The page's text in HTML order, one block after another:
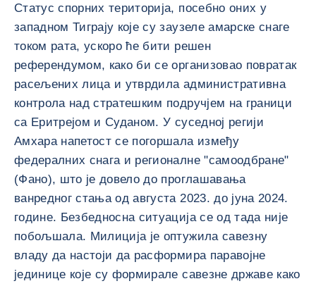
Статус спорних територија, посебно оних у
западном Тиграју које су заузеле амарске снаге
током рата, ускоро ће бити решен
референдумом, како би се организовао повратак
расељених лица и утврдила административна
контрола над стратешким подручјем на граници
са Еритрејом и Суданом. У суседној регији
Амхара напетост се погоршала између
федералних снага и регионалне "самоодбране"
(Фано), што је довело до проглашавања
ванредног стања од августа 2023. до јуна 2024.
године. Безбедносна ситуација се од тада није
побољшала. Милиција је оптужила савезну
владу да настоји да расформира паравојне
јединице које су формирале савезне државе како